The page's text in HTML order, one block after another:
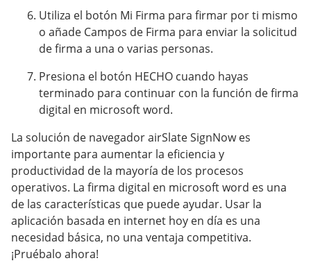
Utiliza el botón Mi Firma para firmar por ti mismo
o añade Campos de Firma para enviar la solicitud
de firma a una o varias personas.
Presiona el botón HECHO cuando hayas
terminado para continuar con la función de firma
digital en microsoft word.
La solución de navegador airSlate SignNow es
importante para aumentar la eficiencia y
productividad de la mayoría de los procesos
operativos. La firma digital en microsoft word es una
de las características que puede ayudar. Usar la
aplicación basada en internet hoy en día es una
necesidad básica, no una ventaja competitiva.
¡Pruébalo ahora!